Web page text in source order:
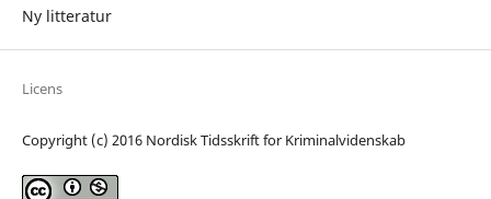
Ny litteratur
Licens
Copyright (c) 2016 Nordisk Tidsskrift for Kriminalvidenskab